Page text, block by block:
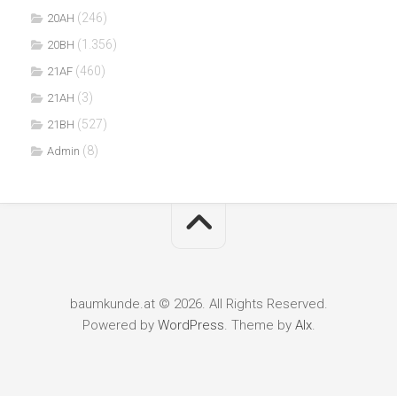
20AH (246)
20BH (1.356)
21AF (460)
21AH (3)
21BH (527)
Admin (8)
baumkunde.at © 2026. All Rights Reserved.
Powered by WordPress. Theme by Alx.